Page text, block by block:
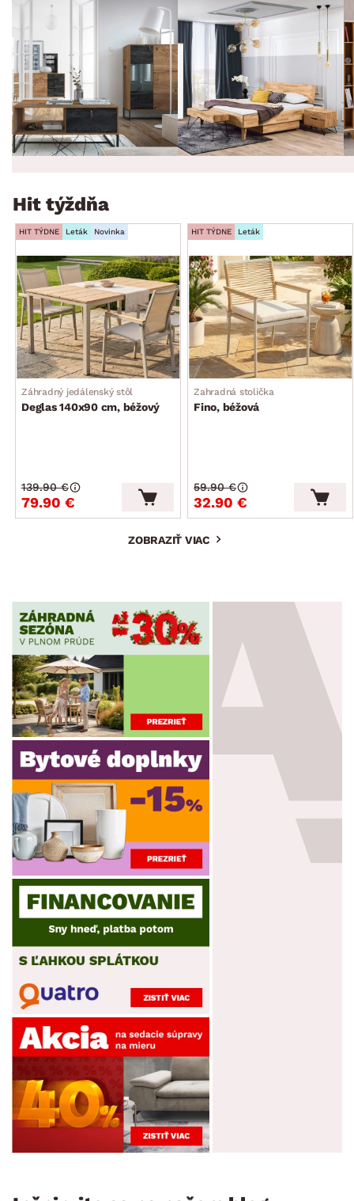
Hit týždňa
HIT TÝDNE Leták Novinka
Záhradný jedálenský stôl
Deglas 140x90 cm, béžový
79.90 €
139.90 €
HIT TÝDNE Leták
Zahradná stolička
Fino, béžová
32.90 €
59.90 €
ZOBRAZIŤ VIAC